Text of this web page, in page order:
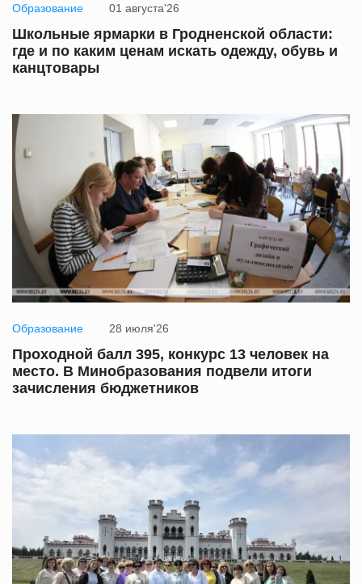
Образование 01 августа'26
Школьные ярмарки в Гродненской области:
где и по каким ценам искать одежду, обувь и
канцтовары
Образование 28 июля'26
Проходной балл 395, конкурс 13 человек на
место. В Минобразования подвели итоги
зачисления бюджетников